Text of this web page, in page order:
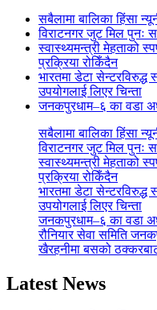
सबैलामा बालिका हिंसा
विराटनगर जुट मिल पुनः
स्वास्थ्यमन्त्री मेहताको
प्रक्रिया रोकिँदैन
भारतमा डेटा सेन्टरविरुद्ध
उपयोगलाई लिएर चिन्ता
जनकपुरधाम–६ का वडा
सबैलामा बालिका हिंसा
विराटनगर जुट मिल पुनः
स्वास्थ्यमन्त्री मेहताको
प्रक्रिया रोकिँदैन
भारतमा डेटा सेन्टरविरुद्ध
उपयोगलाई लिएर चिन्ता
जनकपुरधाम–६ का वडा
रौनियार सेवा समिति
खैरहनीमा बसको
Latest News